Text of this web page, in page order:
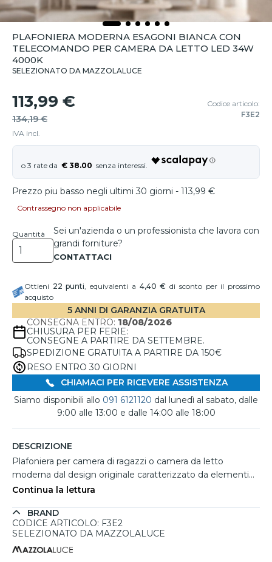
PLAFONIERA MODERNA ESAGONI BIANCA CON
TELECOMANDO PER CAMERA DA LETTO LED 34W
4000K
SELEZIONATO DA MAZZOLALUCE
113,99 €
134,19 €
IVA incl.
Codice articolo:
F3E2
€ 38.00
Prezzo piu basso negli ultimi 30 giorni - 113,99 €
Contrassegno non applicabile
Quantità
Sei un'azienda o un professionista che lavora con
grandi forniture?
Ottieni 22 punti, equivalenti a 4,40 € di sconto per il prossimo
acquisto
5 ANNI DI GARANZIA GRATUITA
CONSEGNA ENTRO: 18/08/2026
CHIUSURA PER FERIE:
CONSEGNE A PARTIRE DA SETTEMBRE.
SPEDIZIONE GRATUITA A PARTIRE DA 150€
RESO ENTRO 30 GIORNI
CHIAMACI PER RICEVERE ASSISTENZA
Siamo disponibili allo 091 6121120 dal lunedì al sabato, dalle
9:00 alle 13:00 e dalle 14:00 alle 18:00
DESCRIZIONE
Plafoniera per camera di ragazzi o camera da letto
moderna dal design originale caratterizzato da elementi
pentagonali luminosi disposti in modo dinamico, capaci di
struttura in metallo con diffusore acrilico bianco opaco
diffonde la luce in modo uniforme e confortevole. Con un
un'illuminazione potente da 3900 lumen grazie al LED
Continua la lettura
BRAND
CODICE ARTICOLO: F3E2
SELEZIONATO DA MAZZOLALUCE